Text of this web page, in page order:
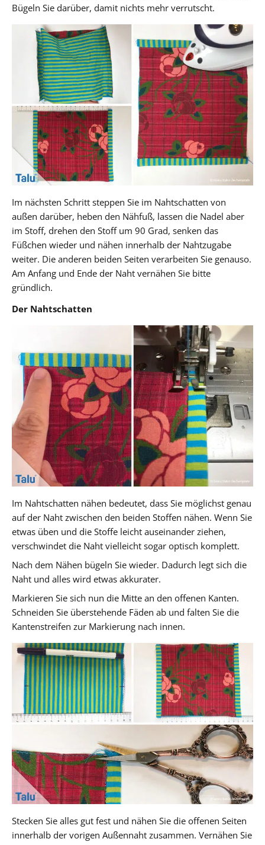
Bügeln Sie darüber, damit nichts mehr verrutscht.
Im nächsten Schritt steppen Sie im Nahtschatten von
außen darüber, heben den Nähfuß, lassen die Nadel aber
im Stoff, drehen den Stoff um 90 Grad, senken das
Füßchen wieder und nähen innerhalb der Nahtzugabe
weiter. Die anderen beiden Seiten verarbeiten Sie genauso.
Am Anfang und Ende der Naht vernähen Sie bitte
gründlich.
Der Nahtschatten
Im Nahtschatten nähen bedeutet, dass Sie möglichst genau
auf der Naht zwischen den beiden Stoffen nähen. Wenn Sie
etwas üben und die Stoffe leicht auseinander ziehen,
verschwindet die Naht vielleicht sogar optisch komplett.
Nach dem Nähen bügeln Sie wieder. Dadurch legt sich die
Naht und alles wird etwas akkurater.
Markieren Sie sich nun die Mitte an den offenen Kanten.
Schneiden Sie überstehende Fäden ab und falten Sie die
Kantenstreifen zur Markierung nach innen.
Stecken Sie alles gut fest und nähen Sie die offenen Seiten
innerhalb der vorigen Außennaht zusammen. Vernähen Sie